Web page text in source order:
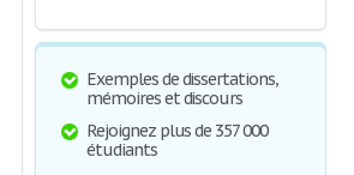
Exemples de dissertations,
mémoires et discours
Rejoignez plus de 357 000
étudiants